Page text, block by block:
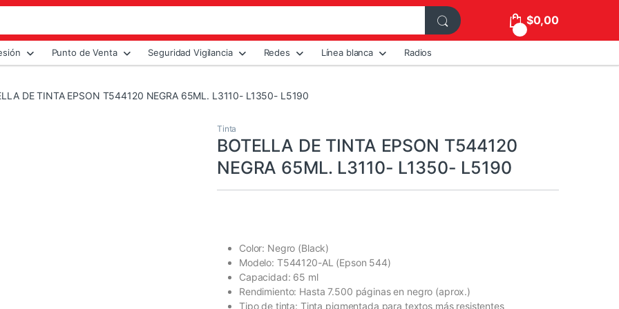
$0,00
Punto de Venta Seguridad Vigilancia Redes Línea blanca Radios
DE TINTA EPSON T544120 NEGRA 65ML. L3110- L1350- L5190
Tinta
BOTELLA DE TINTA EPSON T544120
NEGRA 65ML. L3110- L1350- L5190
Color: Negro (Black)
Modelo: T544120-AL (Epson 544)
Capacidad: 65 ml
Rendimiento: Hasta 7.500 páginas en negro (aprox.)
Tipo de tinta: Tinta pigmentada para textos más resistentes